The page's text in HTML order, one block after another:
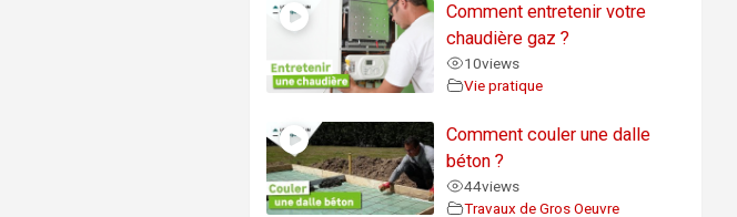
Comment entretenir votre
chaudière gaz ?
10views
Vie pratique
Comment couler une dalle
béton ?
44views
Travaux de Gros Oeuvre